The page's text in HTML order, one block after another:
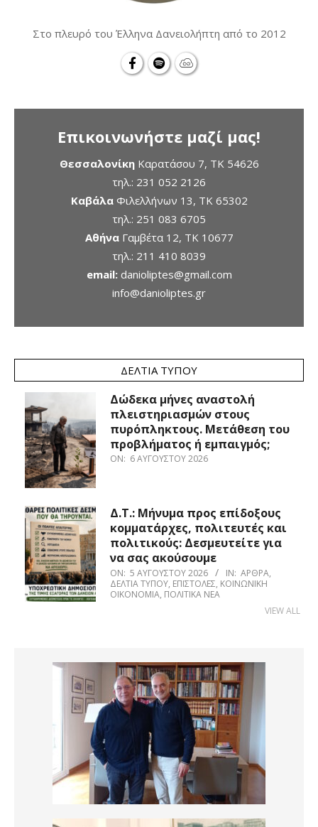
Στο πλευρό του Έλληνα Δανειολήπτη από το 2012
Επικοινωνήστε μαζί μας!
ΘεσσαλονίκηΚαρατάσου 7, TK 54626
τηλ.: 231 052 2126
ΚαβάλαΦιλελλήνων 13, ΤΚ 65302
τηλ.: 251 083 6705
ΑθήναΓαμβέτα 12, ΤΚ 10677
τηλ.: 211 410 8039
email: danioliptes@gmail.com
info@danioliptes.gr
ΔΕΛΤΊΑ ΤΎΠΟΥ
Δώδεκα μήνες αναστολή
πλειστηριασμών στους
πυρόπληκτους. Μετάθεση του
προβλήματος ή εμπαιγμός;
ON: 6 ΑΥΓΟΎΣΤΟΥ 2026
Δ.Τ.: Μήνυμα προς επίδοξους
κομματάρχες, πολιτευτές και
πολιτικούς: Δεσμευτείτε για
να σας ακούσουμε
ON: 5 ΑΥΓΟΎΣΤΟΥ 2026 IN: ΆΡΘΡΑ,
ΔΕΛΤΊΑ ΤΎΠΟΥ, ΕΠΙΣΤΟΛΈΣ, ΚΟΙΝΩΝΙΚΉ
ΟΙΚΟΝΟΜΊΑ, ΠΟΛΙΤΙΚΆ ΝΈΑ
VIEW ALL